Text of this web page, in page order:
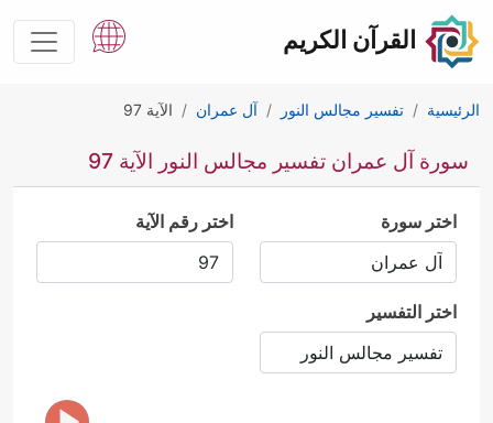
القرآن الكريم
الرئيسية تفسير مجالس النور آل عمران الآية 97
سورة آل عمران تفسير مجالس النور الآية 97
اختر سورة اختر رقم الآية
اختر التفسير